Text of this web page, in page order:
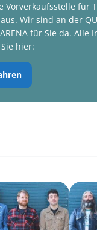
Vorverkaufsstelle für
Wir sind an der
für Sie da. Alle
hier: